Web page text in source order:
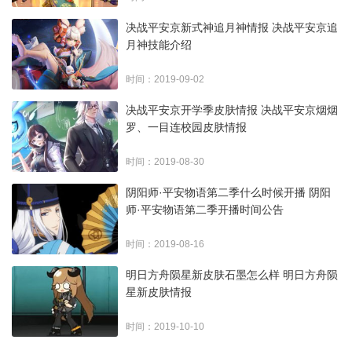
决战平安京新式神追月神情报 决战平安京追
月神技能介绍
时间：2019-09-02
决战平安京开学季皮肤情报 决战平安京烟烟
罗、一目连校园皮肤情报
时间：2019-08-30
阴阳师·平安物语第二季什么时候开播 阴阳
师·平安物语第二季开播时间公告
时间：2019-08-16
明日方舟陨星新皮肤石墨怎么样 明日方舟陨
星新皮肤情报
时间：2019-10-10